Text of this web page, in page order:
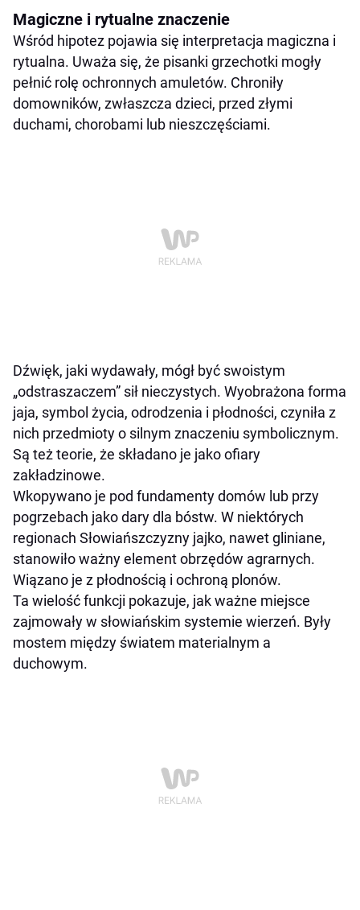
Magiczne i rytualne znaczenie
Wśród hipotez pojawia się interpretacja magiczna i
rytualna. Uważa się, że pisanki grzechotki mogły
pełnić rolę ochronnych amuletów. Chroniły
domowników, zwłaszcza dzieci, przed złymi
duchami, chorobami lub nieszczęściami.
Dźwięk, jaki wydawały, mógł być swoistym
„odstraszaczem” sił nieczystych. Wyobrażona forma
jaja, symbol życia, odrodzenia i płodności, czyniła z
nich przedmioty o silnym znaczeniu symbolicznym.
Są też teorie, że składano je jako ofiary
zakładzinowe.
Wkopywano je pod fundamenty domów lub przy
pogrzebach jako dary dla bóstw. W niektórych
regionach Słowiańszczyzny jajko, nawet gliniane,
stanowiło ważny element obrzędów agrarnych.
Wiązano je z płodnością i ochroną plonów.
Ta wielość funkcji pokazuje, jak ważne miejsce
zajmowały w słowiańskim systemie wierzeń. Były
mostem między światem materialnym a
duchowym.